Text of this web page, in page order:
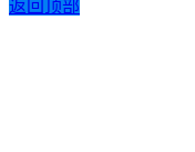
返回顶部